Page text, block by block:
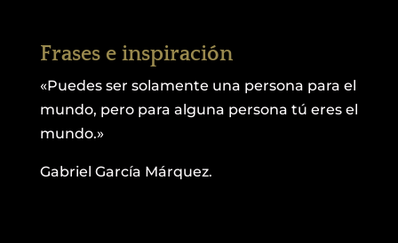
Frases e inspiración
«Puedes ser solamente una persona para el
mundo, pero para alguna persona tú eres el
mundo.»
Gabriel García Márquez.